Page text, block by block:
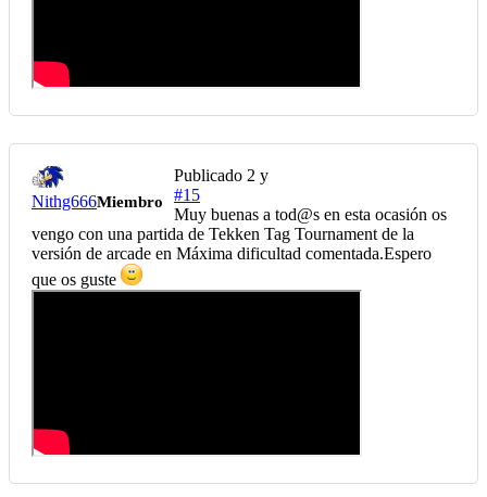
Nithg666Miembro
Publicado 2 y
#15
Muy buenas a tod@s en esta ocasión os
vengo con una partida de Tekken Tag Tournament de la
versión de arcade en Máxima dificultad comentada.Espero
que os guste